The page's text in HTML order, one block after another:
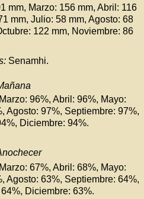
mm, Marzo: 156 mm, Abril: 116
mm, Julio: 58 mm, Agosto: 68
122 mm, Noviembre: 86
Senamhi.
96%, Abril: 96%, Mayo:
Agosto: 97%, Septiembre: 97%,
Diciembre: 94%.
67%, Abril: 68%, Mayo:
Agosto: 63%, Septiembre: 64%,
Diciembre: 63%.